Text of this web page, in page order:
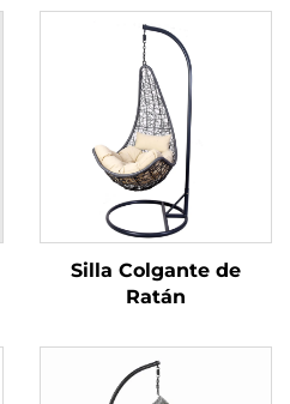
Silla Colgante de
Ratán